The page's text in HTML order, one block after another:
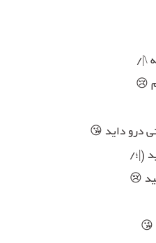
\|/
😢
درو داید 😘
(|؛/
😢
😘